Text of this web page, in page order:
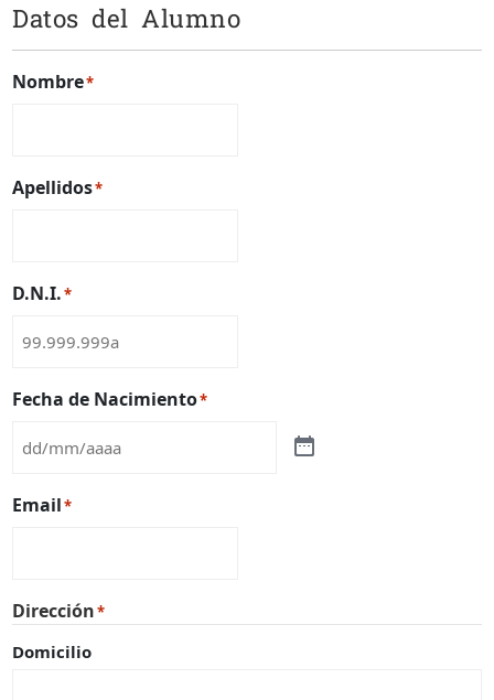
Datos del Alumno
Nombre*
Apellidos*
D.N.I.*
Fecha de Nacimiento*
Email*
Dirección*
Domicilio